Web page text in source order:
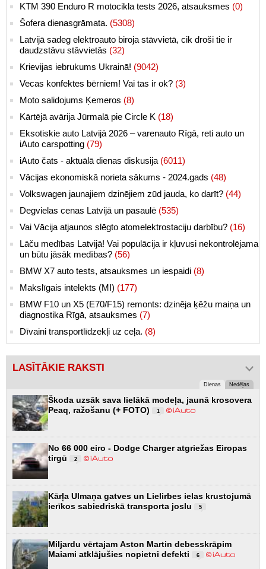
KTM 390 Enduro R motocikla tests 2026, atsauksmes (0)
Šofera dienasgrāmata. (5308)
Latvijā sadeg elektroauto biroja stāvvietā, cik droši tie ir
daudzstāvu stāvvietās (32)
Krievijas iebrukums Ukrainā! (9042)
Vecas konfektes bērniem! Vai tas ir ok? (3)
Moto salidojums Ķemeros (8)
Kārtējā avārija Jūrmalā pie Circle K (18)
Eksotiskie auto Latvijā 2026 – varenauto Rīgā, reti auto un
iAuto carspotting (79)
iAuto čats - aktuālā dienas diskusija (6011)
Vācijas ekonomiskā norieta sākums - 2024.gads (48)
Volkswagen jaunajiem dzinējiem zūd jauda, ko darīt? (44)
Degvielas cenas Latvijā un pasaulē (535)
Vai Vācija atjaunos slēgto atomelektrostaciju darbību? (16)
Lāču medības Latvijā! Vai populācija ir kļuvusi nekontrolējama
un būtu jāsāk medības? (56)
BMW X7 auto tests, atsauksmes un iespaidi (8)
Makslīgais intelekts (MI) (177)
BMW F10 un X5 (E70/F15) remonts: dzinēja ķēžu maiņa un
diagnostika Rīgā, atsauksmes (7)
Dīvaini transportlīdzekļi uz ceļa. (8)
LASĪTĀKIE RAKSTI
Dienas Nedēļas
Škoda uzsāk sava lielākā modeļa, jaunā krosovera
Peaq, ražošanu (+ FOTO)
1
No 66 000 eiro - Dodge Charger atgriežas Eiropas
tirgū
2
Kārļa Ulmaņa gatves un Lielirbes ielas krustojumā
ierīkos sabiedriskā transporta joslu
5
Miljardu vērtajam Aston Martin debesskrāpim
Maiami atklājušies nopietni defekti
6